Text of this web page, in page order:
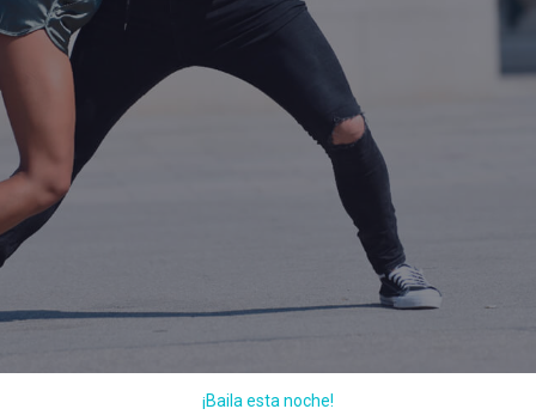
¡Baila esta noche!